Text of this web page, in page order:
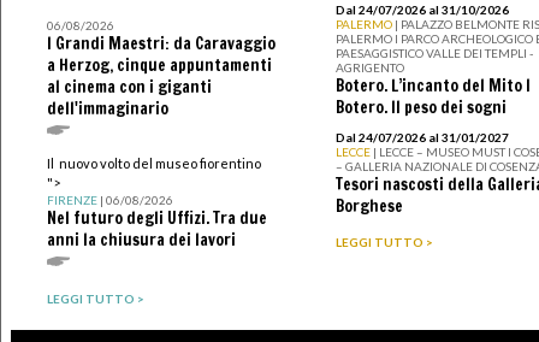
06/08/2026
I Grandi Maestri: da Caravaggio
a Herzog, cinque appuntamenti
al cinema con i giganti
dell'immaginario
Il nuovo volto del museo fiorentino
">
FIRENZE| 06/08/2026
Nel futuro degli Uffizi. Tra due
anni la chiusura dei lavori
LEGGI TUTTO >
Dal 24/07/2026 al 31/10/2026
PALERMO | PALAZZO BELMONTE
PALERMO I PARCO ARCHEOLOGICO
PAESAGGISTICO VALLE DEI TEMPLI -
AGRIGENTO
Botero. L’incanto del Mito I
Botero. Il peso dei sogni
Dal 24/07/2026 al 31/01/2027
LECCE | LECCE – MUSEO MUST I
– GALLERIA NAZIONALE DI
Tesori nascosti della
Borghese
LEGGI TUTTO >